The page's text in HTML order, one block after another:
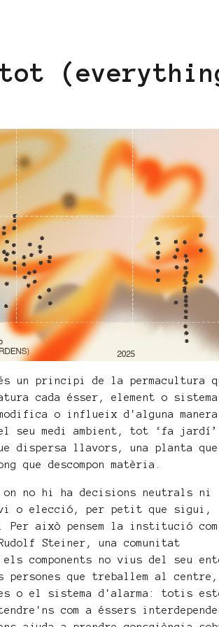
principi de la permacultura
cada ésser, element o sistema
o influeix d'alguna
seu medi ambient, tot ‘fa
dispersa llavors, una planta que
descompon matèria.
no hi ha decisions neutrals ni
o elecció, per petit que sigui,
això pensem la institució
Steiner, una comunitat
els components no vius del seu
persones que treballem al
o el sistema d'alarma: totis
com a éssers